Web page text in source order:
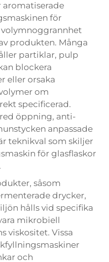
aromatiserade
för
produkten. Många
partiklar, pulp
blockera
eller orsaka
om
specificerad.
öppning, anti-
anpassade
teknikval som skiljer
för glasflaskor
såsom
drycker,
hålls vid specifika
mikrobiell
viskositet. Vissa
och